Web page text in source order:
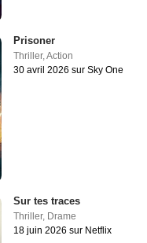
Prisoner
Thriller,Action
30 avril 2026 sur Sky One
Sur tes traces
Thriller, Drame
18 juin 2026 sur Netflix